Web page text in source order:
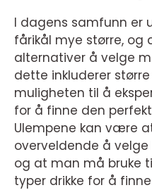
I dagens samfunn er
fårikål mye større, og
alternativer å velge
dette inkluderer
muligheten til å
for å finne den
Ulempene kan være
overveldende å
og at man må bruke
typer drikke for å